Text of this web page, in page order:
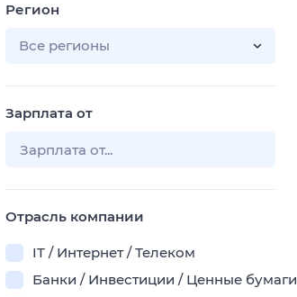
Регион
Все регионы
Зарплата от
Отрасль компании
IT / Интернет / Телеком
Банки / Инвестиции / Ценные бумаги